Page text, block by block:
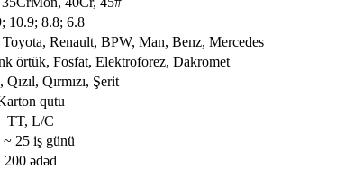
10.9; 8.8; 6.8
Renault, BPW, Man, Benz, Mercedes
örtük, Fosfat, Elektroforez, Dakromet
Qırmızı, Şerit
qutu
TT, L/C
~ 25 iş günü
200 ədəd